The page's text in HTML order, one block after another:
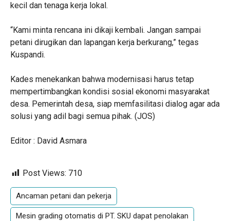
kecil dan tenaga kerja lokal.
“Kami minta rencana ini dikaji kembali. Jangan sampai
petani dirugikan dan lapangan kerja berkurang,” tegas
Kuspandi.
Kades menekankan bahwa modernisasi harus tetap
mempertimbangkan kondisi sosial ekonomi masyarakat
desa. Pemerintah desa, siap memfasilitasi dialog agar ada
solusi yang adil bagi semua pihak. (JOS)
Editor : David Asmara
Post Views: 710
Ancaman petani dan pekerja
Mesin grading otomatis di PT. SKU dapat penolakan